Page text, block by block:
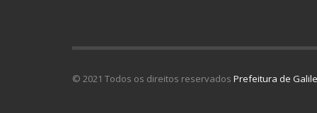
© 2021 Todos os direitos reservados Prefeitura de